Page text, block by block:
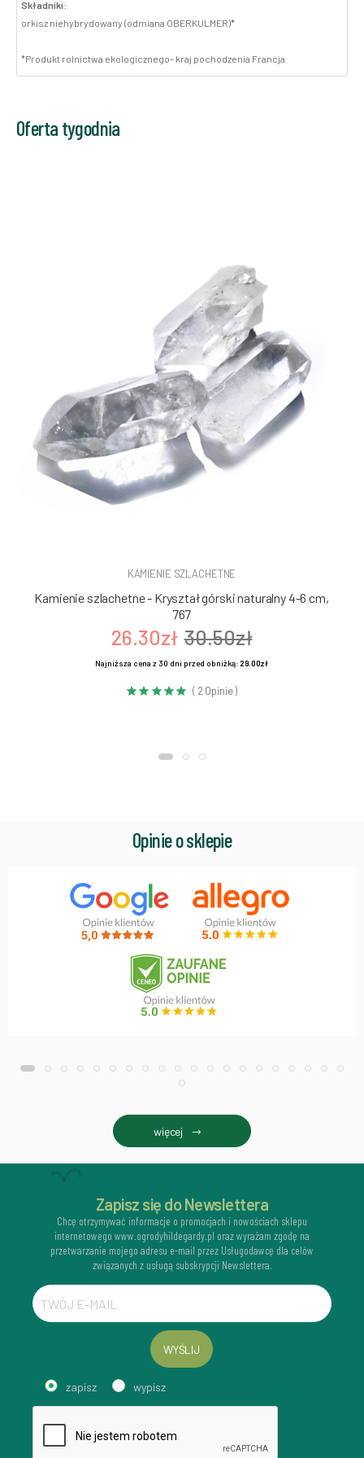
Składniki:
orkisz niehybrydowany (odmiana OBERKULMER)*
*Produkt rolnictwa ekologicznego- kraj pochodzenia Francja
Oferta tygodnia
KAMIENIE SZLACHETNE
Kamienie szlachetne - Kryształ górski naturalny 4-6 cm,
767
26.30zł 30.50zł
Najniższa cena z 30 dni przed obniżką:29.00zł
( 2 Opinie )
Opinie o sklepie
więcej
Zapisz się do Newslettera
Chcę otrzymywać informacje o promocjach i nowościach sklepu
internetowego www.ogrodyhildegardy.pl oraz wyrażam zgodę na
przetwarzanie mojego adresu e-mail przez Usługodawcę dla celów
związanych z usługą subskrypcji Newslettera.
WYŚLIJ
zapisz wypisz